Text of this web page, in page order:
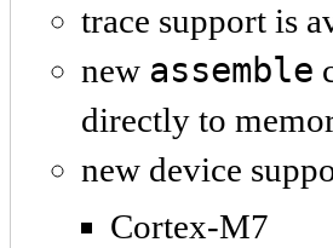
trace support is
new assemble
directly to
new device
Cortex-M7